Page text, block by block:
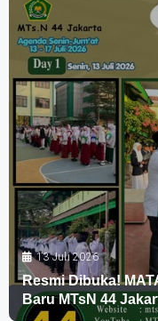
13 Juli 2026
Resmi Dibuka!
Baru MTsN 44